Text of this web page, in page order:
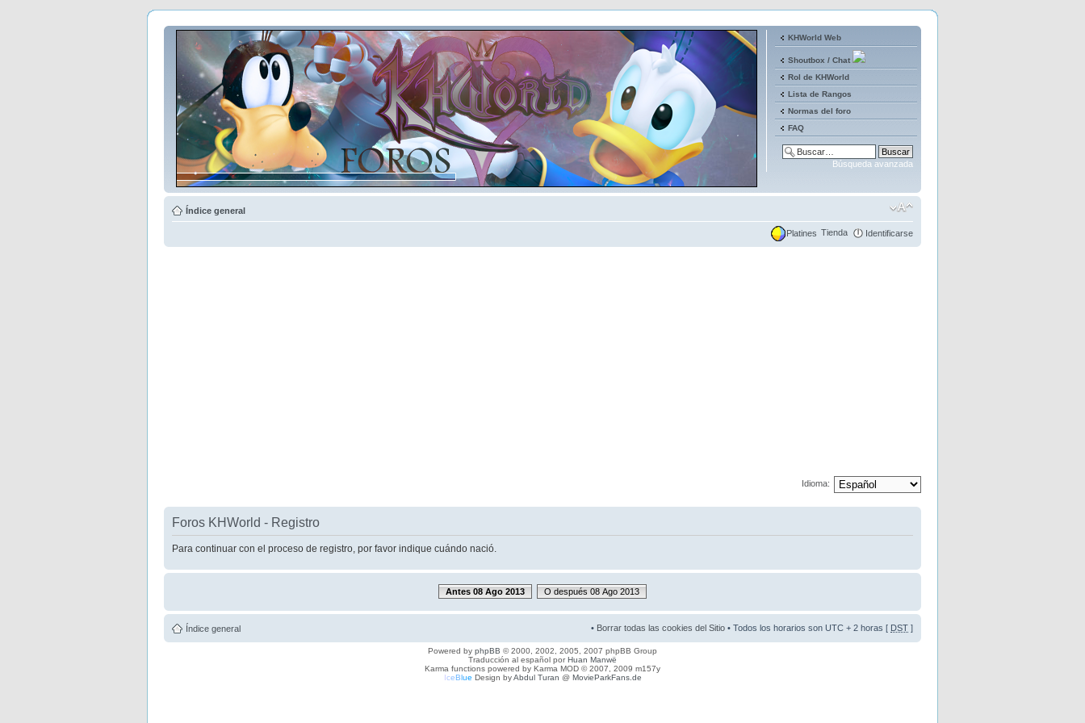
KHWorld Web
Shoutbox / Chat
Rol de KHWorld
Lista de Rangos
Normas del foro
FAQ
Búsqueda avanzada
Índice general
Platines Tienda Identificarse
Idioma:
Foros KHWorld - Registro
Para continuar con el proceso de registro, por favor indique cuándo nació.
Antes 08 Ago 2013 O después 08 Ago 2013
Índice general • Borrar todas las cookies del Sitio • Todos los horarios son UTC + 2 horas [ DST ]
Powered by phpBB © 2000, 2002, 2005, 2007 phpBB Group
Traducción al español porHuan Manwë
Karma functions powered by Karma MOD © 2007, 2009 m157y
IceBlue Design byAbdul Turan @ MovieParkFans.de